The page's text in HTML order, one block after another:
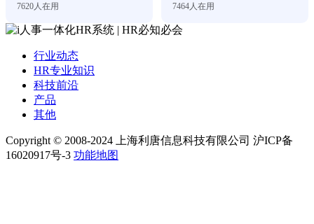
7620人在用 7464人在用
行业动态
HR专业知识
科技前沿
产品
其他
Copyright © 2008-2024 上海利唐信息科技有限公司 沪ICP备
16020917号-3 功能地图